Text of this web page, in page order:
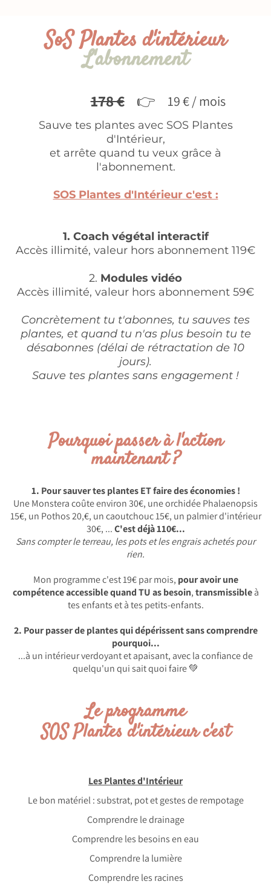
SoS Plantes d'intérieur
L'abonnement
178 € 👉 19 € / mois
Sauve tes plantes avec SOS Plantes
d'Intérieur,
et arrête quand tu veux grâce à
l'abonnement.
SOS Plantes d'Intérieur c'est :
1. Coach végétal interactif
Accès illimité, valeur hors abonnement 119€
2. Modules vidéo
Accès illimité, valeur hors abonnement 59€
Concrètement tu t'abonnes, tu sauves tes
plantes, et quand tu n'as plus besoin tu te
désabonnes (délai de rétractation de 10
jours).
Sauve tes plantes sans engagement !
Pourquoi passer à l'action
maintenant ?
1. Pour sauver tes plantes ET faire des économies !
Une Monstera coûte environ 30€, une orchidée Phalaenopsis
15€, un Pothos 20,€, un caoutchouc 15€, un palmier d'intérieur
30€, ...C'est déjà 110€...
Sans compter le terreau, les pots et les engrais achetés pour
rien.
Mon programme c'est 19€ par mois, pour avoir une
compétence accessible quand TU as besoin,transmissibleà
tes enfants et à tes petits-enfants.
2. Pour passer de plantes qui dépérissent sans comprendre
pourquoi...
...à un intérieur verdoyant et apaisant, avec la confiance de
quelqu'un qui sait quoi faire 💚
Le programme
SOS Plantes d'intérieur c'est
Les Plantes d'Intérieur
Le bon matériel : substrat, pot et gestes de rempotage
Comprendre le drainage
Comprendre les besoins en eau
Comprendre la lumière
Comprendre les racines